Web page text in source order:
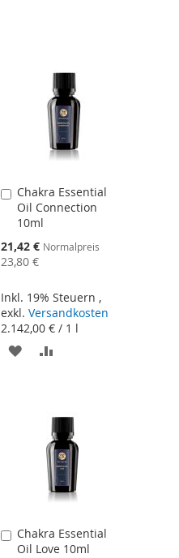
Chakra Essential
Oil Connection
10ml
Sonderangebot
21,42 € Normalpreis
23,80 €
Inkl. 19% Steuern ,
exkl.Versandkosten
2.142,00 € / 1 l
In
den
Warenkorb
ZUR
Chakra Essential
Oil Love 10ml
In
den